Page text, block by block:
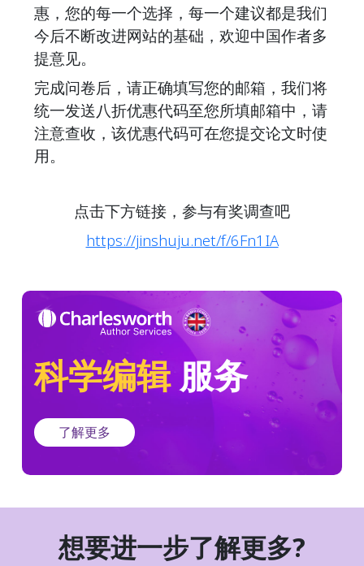
惠，您的每一个选择，每一个建议都是我们
今后不断改进网站的基础，欢迎中国作者多
提意见。
完成问卷后，请正确填写您的邮箱，我们将
统一发送八折优惠代码至您所填邮箱中，请
注意查收，该优惠代码可在您提交论文时使
用。
点击下方链接，参与有奖调查吧
https://jinshuju.net/f/6Fn1IA
科学编辑服务
了解更多
想要进一步了解更多?